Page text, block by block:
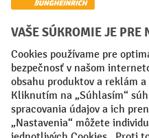
Creditcard (Master)
Creditcard
Faktúra Predplatba
Sociálne siete
Facebook
YouTube
LinkedIn